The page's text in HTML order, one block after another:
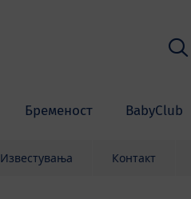
Бременост BabyClub
Известувања Контакт